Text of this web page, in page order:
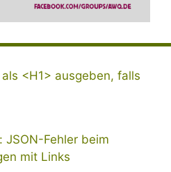
<H1> ausgeben, falls
JSON-Fehler beim
mit Links